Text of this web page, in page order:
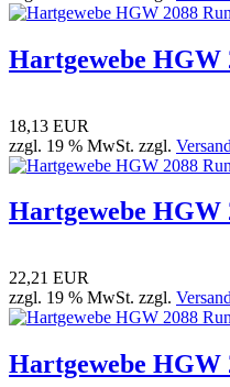
Hartgewebe HGW
18,13 EUR
zzgl. 19 % MwSt. zzgl.
Hartgewebe HGW
22,21 EUR
zzgl. 19 % MwSt. zzgl.
Hartgewebe HGW